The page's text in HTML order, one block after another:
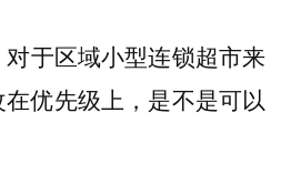
对于区域小型连锁超市来
优先级上，是不是可以